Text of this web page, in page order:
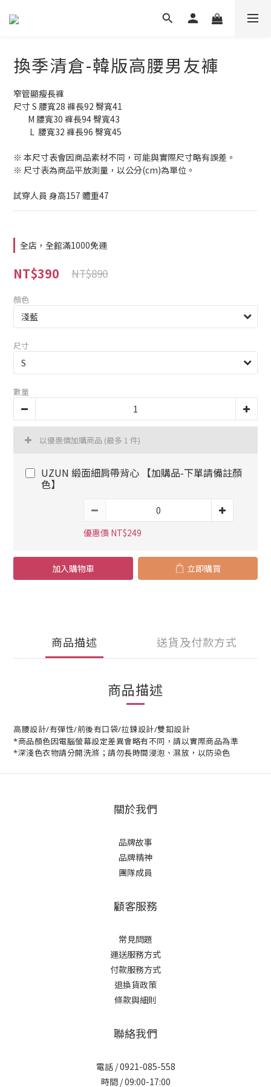
換季清倉-韓版高腰男友褲
窄管顯瘦長褲
尺寸 S 腰寬28 褲長92 臀寬41
        M 腰寬30 褲長94 臀寬43
         L  腰寬32 褲長96 臀寬45
※ 本尺寸表會因商品素材不同，可能與實際尺寸略有誤差。
※ 尺寸表為商品平放測量，以公分(cm)為單位。
試穿人員 身高157 體重47
全店，全館滿1000免運
NT$390 NT$890
顏色
尺寸
數量
以優惠價加購商品 (最多 1 件)
UZUN 緞面細肩帶背心 【加購品-下單請備註顏
色】
優惠價 NT$249
加入購物車 立即購買
商品描述 送貨及付款方式
商品描述
高腰設計/有彈性/前後有口袋/拉鍊設計/雙釦設計
*商品顏色因電腦螢幕設定差異會略有不同，請以實際商品為準
*深淺色衣物請分開洗滌；請勿長時間浸泡、濕放，以防染色
關於我們
品牌故事
品牌精神
團隊成員
顧客服務
常見問題
運送服務方式
付款服務方式
退換貨政策
條款與細則
聯絡我們
電話 / 0921-085-558
時間 / 09:00-17:00